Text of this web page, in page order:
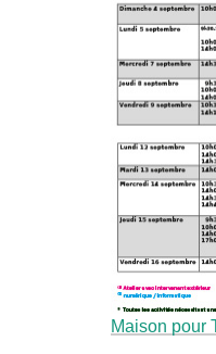
Maison pour